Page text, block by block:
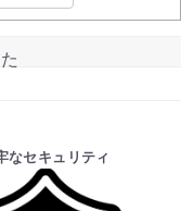
なセキュリティ